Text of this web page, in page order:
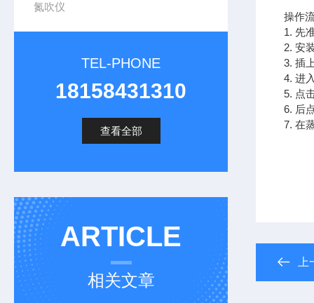
氮吹仪
TEL-PHONE
18158431310
查看全部
ARTICLE
相关文章
操作
1. 先
2. 安
3. 插
4. 进
5. 点
6. 后
7. 在